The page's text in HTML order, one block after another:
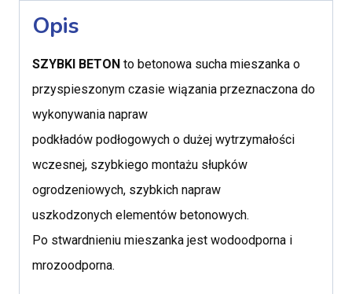
Opis
SZYBKI BETON to betonowa sucha mieszanka o
przyspieszonym czasie wiązania przeznaczona do
wykonywania napraw
podkładów podłogowych o dużej wytrzymałości
wczesnej, szybkiego montażu słupków
ogrodzeniowych, szybkich napraw
uszkodzonych elementów betonowych.
Po stwardnieniu mieszanka jest wodoodporna i
mrozoodporna.